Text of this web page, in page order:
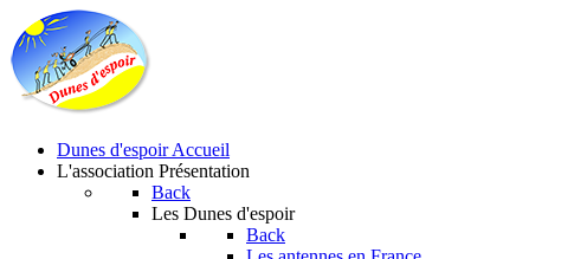
Dunes d'espoir Accueil
L'association Présentation
Back
Les Dunes d'espoir
Back